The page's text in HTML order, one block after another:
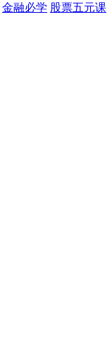
金融必学 股票五元课